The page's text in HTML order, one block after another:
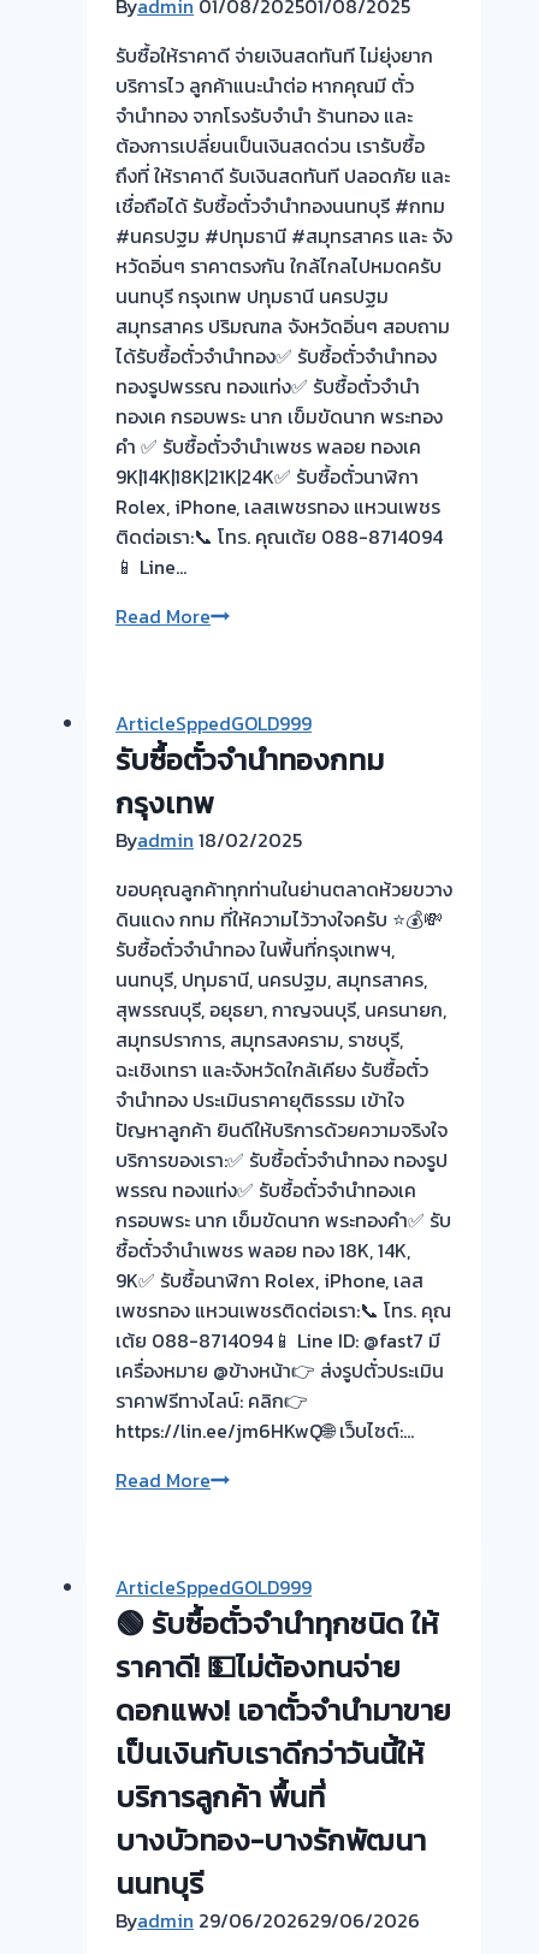
ตั๋ว
ทอง
ยินดี
บริการ
ประเมิน
หน้า
ตั๋ว
ฟรี
เมืองทอง
ธานี
นนทบุรี
ครับ
Byadmin 01/08/202501/08/2025
รับซื้อให้ราคาดี จ่ายเงินสดทันที ไม่ยุ่งยาก
บริการไว ลูกค้าแนะนำต่อ หากคุณมี ตั๋ว
จำนำทอง จากโรงรับจำนำ ร้านทอง และ
ต้องการเปลี่ยนเป็นเงินสดด่วน เรารับซื้อ
ถึงที่ ให้ราคาดี รับเงินสดทันที ปลอดภัย และ
เชื่อถือได้ รับซื้อตั๋วจำนำทองนนทบุรี #กทม
#นครปฐม #ปทุมธานี #สมุทรสาคร และ จัง
หวัดอิ่นๆ ราคาตรงกัน ใกล้ไกลไปหมดครับ
นนทบุรี กรุงเทพ ปทุมธานี นครปฐม
สมุทรสาคร ปริมณฑล จังหวัดอิ่นๆ สอบถาม
ได้รับซื้อตั๋วจำนำทอง✅ รับซื้อตั๋วจำนำทอง
ทองรูปพรรณ ทองแท่ง✅ รับซื้อตั๋วจำนำ
ทองเค กรอบพระ นาก เข็มขัดนาก พระทอง
คำ ✅ รับซื้อตั๋วจำนำเพชร พลอย ทองเค
9K|14K|18K|21K|24K✅ รับซื้อตั๋วนาฬิกา
Rolex, iPhone, เลสเพชรทอง แหวนเพชร
ติดต่อเรา:📞 โทร. คุณเต้ย 088-8714094
📱 Line…
Read Moreรับ
ทอง
💰
ไถ่ถอน-
ถึงที่
📌
จ่าย
เร็ว
สด
จบ
หน้า
งาน
เลย
ทันใจ
✅
ประเมิน
ฟรี
ไม่มี
ค่า
ใช้
จ่าย!
รับ
ซื้อ
ตั๋ว
ทอง
หะ
ไทรน้อย
นนทบุรี
ArticleSppedGOLD999
รับซื้อตั๋วจำนำทองกทม
กรุงเทพ
Byadmin 18/02/2025
ขอบคุณลูกค้าทุกท่านในย่านตลาดห้วยขวาง
ดินแดง กทม ที่ให้ความไว้วางใจครับ ⭐️💰💸
รับซื้อตั๋วจำนำทอง ในพื้นที่กรุงเทพฯ,
นนทบุรี, ปทุมธานี, นครปฐม, สมุทรสาคร,
สุพรรณบุรี, อยุธยา, กาญจนบุรี, นครนายก,
สมุทรปราการ, สมุทรสงคราม, ราชบุรี,
ฉะเชิงเทรา และจังหวัดใกล้เคียง รับซื้อตั๋ว
จำนำทอง ประเมินราคายุติธรรม เข้าใจ
ปัญหาลูกค้า ยินดีให้บริการด้วยความจริงใจ
บริการของเรา:✅ รับซื้อตั๋วจำนำทอง ทองรูป
พรรณ ทองแท่ง✅ รับซื้อตั๋วจำนำทองเค
กรอบพระ นาก เข็มขัดนาก พระทองคำ✅ รับ
ซื้อตั๋วจำนำเพชร พลอย ทอง 18K, 14K,
9K✅ รับซื้อนาฬิกา Rolex, iPhone, เลส
เพชรทอง แหวนเพชรติดต่อเรา:📞 โทร. คุณ
เต้ย 088-8714094📱 Line ID: @fast7 มี
เครื่องหมาย @ข้างหน้า👉 ส่งรูปตั๋วประเมิน
ราคาฟรีทางไลน์: คลิก👉
https://lin.ee/jm6HKwQ🌐 เว็บไซต์:…
Read Moreรับ
ทอ
งกทม
กรุงเทพ
ArticleSppedGOLD999
🟢 รับซื้อตั๋วจำนำทุกชนิด ให้
ราคาดี! 💵ไม่ต้องทนจ่าย
ดอกแพง! เอาตั๋วจำนำมาขาย
เป็นเงินกับเราดีกว่าวันนี้ให้
บริการลูกค้า พื้นที่
บางบัวทอง-บางรักพัฒนา
นนทบุรี
Byadmin 29/06/202629/06/2026